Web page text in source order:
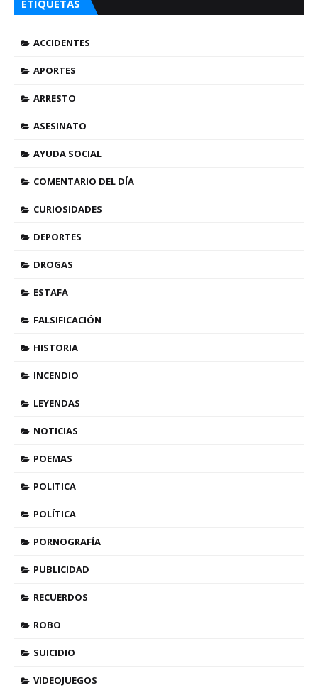
ETIQUETAS
ACCIDENTES
APORTES
ARRESTO
ASESINATO
AYUDA SOCIAL
COMENTARIO DEL DÍA
CURIOSIDADES
DEPORTES
DROGAS
ESTAFA
FALSIFICACIÓN
HISTORIA
INCENDIO
LEYENDAS
NOTICIAS
POEMAS
POLITICA
POLÍTICA
PORNOGRAFÍA
PUBLICIDAD
RECUERDOS
ROBO
SUICIDIO
VIDEOJUEGOS